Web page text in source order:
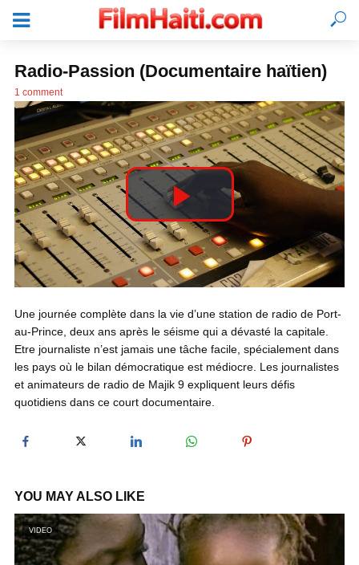
Radio-Passion (Documentaire haïtien)
1 comment
P
l
a
y
V
d
Une journée complète dans la vie d’une station de radio de Port-
au-Prince, deux ans après le séisme qui a dévasté la capitale.
Etre journaliste n’est jamais une tâche facile, spécialement dans
les pays où le bilan démocratique est médiocre. Les journalistes
et animateurs de radio de Majik 9 expliquent leurs défis
quotidiens dans ce court documentaire.
YOU MAY ALSO LIKE
VIDEO